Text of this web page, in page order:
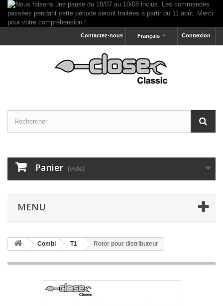
Connexion
Français
Contactez-nous
Panier (vide)
MENU
Combi T1 Rotor pour distributeur